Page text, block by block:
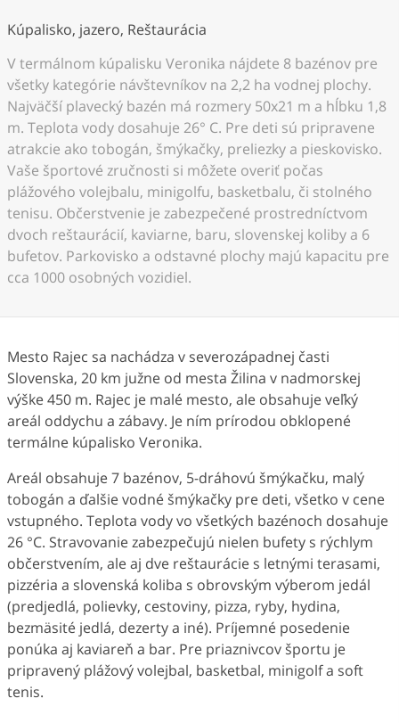
Kúpalisko, jazero, Reštaurácia
V termálnom kúpalisku Veronika nájdete 8 bazénov pre
všetky kategórie návštevníkov na 2,2 ha vodnej plochy.
Najväčší plavecký bazén má rozmery 50x21 m a hĺbku 1,8
m. Teplota vody dosahuje 26° C. Pre deti sú pripravene
atrakcie ako tobogán, šmýkačky, preliezky a pieskovisko.
Vaše športové zručnosti si môžete overiť počas
plážového volejbalu, minigolfu, basketbalu, či stolného
tenisu. Občerstvenie je zabezpečené prostredníctvom
dvoch reštaurácií, kaviarne, baru, slovenskej koliby a 6
bufetov. Parkovisko a odstavné plochy majú kapacitu pre
cca 1000 osobných vozidiel.
Mesto Rajec sa nachádza v severozápadnej časti
Slovenska, 20 km južne od mesta Žilina v nadmorskej
výške 450 m. Rajec je malé mesto, ale obsahuje veľký
areál oddychu a zábavy. Je ním prírodou obklopené
termálne kúpalisko Veronika.
Areál obsahuje 7 bazénov, 5-dráhovú šmýkačku, malý
tobogán a ďalšie vodné šmýkačky pre deti, všetko v cene
vstupného. Teplota vody vo všetkých bazénoch dosahuje
26 °C. Stravovanie zabezpečujú nielen bufety s rýchlym
občerstvením, ale aj dve reštaurácie s letnými terasami,
pizzéria a slovenská koliba s obrovským výberom jedál
(predjedlá, polievky, cestoviny, pizza, ryby, hydina,
bezmäsité jedlá, dezerty a iné). Príjemné posedenie
ponúka aj kaviareň a bar. Pre priaznivcov športu je
pripravený plážový volejbal, basketbal, minigolf a soft
tenis.